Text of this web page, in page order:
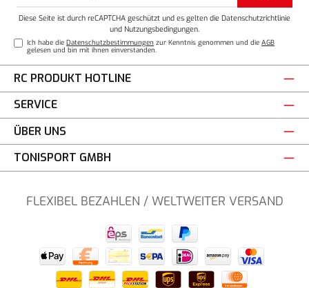
Diese Seite ist durch reCAPTCHA geschützt und es gelten die Datenschutzrichtlinie
und Nutzungsbedingungen
Ich habe dieDatenschutzbestimmungen zur Kenntnis genommen und dieAGB
gelesen und bin mit ihnen einverstanden.
RC PRODUKT HOTLINE
SERVICE
ÜBER UNS
TONISPORT GMBH
FLEXIBEL BEZAHLEN / WELTWEITER VERSAND